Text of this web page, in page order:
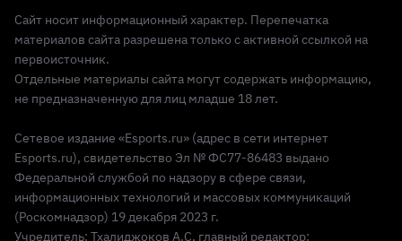
Сайт носит информационный характер. Перепечатка
материалов сайта разрешена только с активной ссылкой на
первоисточник.
Отдельные материалы сайта могут содержать информацию,
не предназначенную для лиц младше 18 лет.
Сетевое издание «Esports.ru» (адрес в сети интернет
Esports.ru), свидетельство Эл № ФС77-86483 выдано
Федеральной службой по надзору в сфере связи,
информационных технологий и массовых коммуникаций
(Роскомнадзор) 19 декабря 2023 г.
Учредитель: Тхалиджоков А.С, главный редактор: